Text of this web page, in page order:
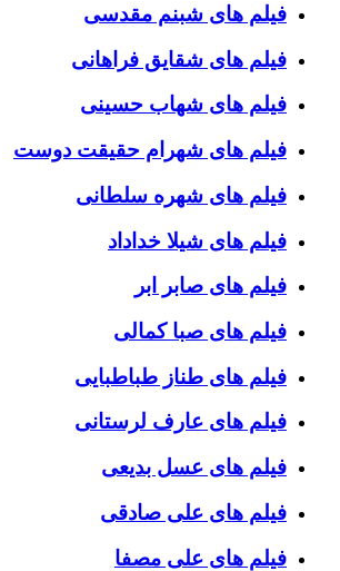
فیلم های شبنم مقدسی
فیلم های شقایق فراهانی
فیلم های شهاب حسینی
فیلم های شهرام حقیقت دوست
فیلم های شهره سلطانی
فیلم های شیلا خداداد
فیلم های صابر ابر
فیلم های صبا کمالی
فیلم های طناز طباطبایی
فیلم های عارف لرستانی
فیلم های عسل بدیعی
فیلم های علی صادقی
فیلم های علی مصفا